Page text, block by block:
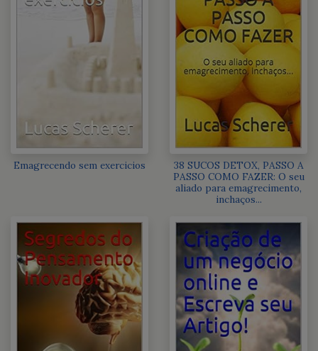
Emagrecendo sem exercicios
38 SUCOS DETOX, PASSO A
PASSO COMO FAZER: O seu
aliado para emagrecimento,
inchaços...